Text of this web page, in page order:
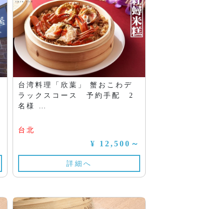
台湾料理「欣葉」 蟹おこわデ
ラックスコース 予約手配 2
名様 …
台北
¥ 12,500～
詳細へ